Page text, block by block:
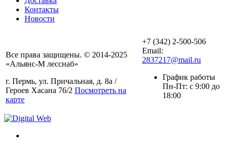
Контакты
Новости
Все права защищены. © 2014-2025
«Альянс-М лесснаб»
г. Пермь, ул. Причальная, д. 8а /
Героев Хасана 76/2 Посмотреть на
карте
+7 (342) 2-500-506
Email:
2837217@mail.ru
График работы
Пн-Пт: с 9:00 до
18:00